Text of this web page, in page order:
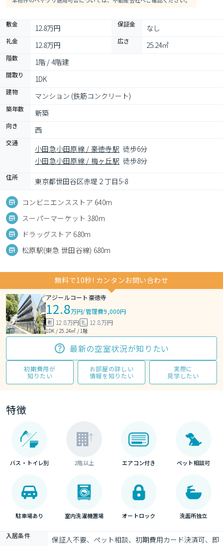
敷金 12.8万円 保証金 なし
礼金 12.8万円 広さ 25.24㎡
階数 1階 / 4階建
間取り 1DK
建物 マンション (鉄筋コンクリート)
築年数 新築
向き 西
交通
小田急小田原線 / 豪徳寺駅 徒歩6分
小田急小田原線 / 梅ヶ丘駅 徒歩8分
住所 東京都世田谷区赤堤２丁目5-8
コンビニエンスストア 640m
スーパーマーケット 380m
ドラッグストア 680m
松原駅(東急 世田谷線) 680m
無料で10秒! カンタンお問い合わせ
アジールコート豪徳寺
12.8万円/管理費9,000円
敷 12.8万円 礼 12.8万円
1DK / 25.24㎡ / 1階
最新の空室状況が知りたい
初期費用が
知りたい
お部屋の詳しい
情報を知りたい
実際に
見学したい
特徴
バス・トイレ別 2階以上 エアコン付き ペット相談可
駐車場あり 室内洗濯機置場 オートロック 洗面所独立
入居条件
保証人不要、ペット相談、初期費用カード決済可、即